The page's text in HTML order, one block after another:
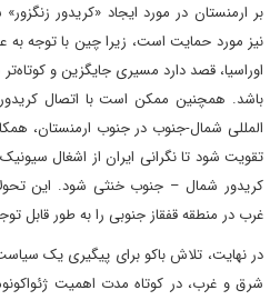
بر ارمنستان در مورد ایجاد «کریدور
نیز مورد حمایت است، زیرا چین با توجه به
اوراسیا، قصد دارد مسیری جایگزین و کوتاه‌تر
باشد. همچنین ممکن است با اتصال
المللی شمال-جنوب در جنوب ارمنستان،
تقویت شود تا نگرانی ایران از اشغال
کریدور شمال – جنوب خنثی شود. این
غرب در منطقه قفقاز جنوبی را به طور
در نهایت، تلاش باکو برای پیگیری یک
شرق و غرب، در کوتاه مدت اهمیت